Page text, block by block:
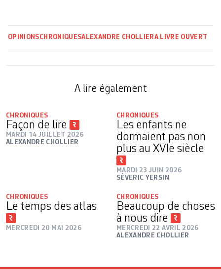
OPINIONSCHRONIQUESALEXANDRE CHOLLIERA LIVRE OUVERT
A lire également
CHRONIQUES
Façon de lire
MARDI 14 JUILLET 2026
ALEXANDRE CHOLLIER
CHRONIQUES
Les enfants ne
dormaient pas non
plus au XVIe siècle
MARDI 23 JUIN 2026
SÉVERIC YERSIN
CHRONIQUES
Le temps des atlas
MERCREDI 20 MAI 2026
CHRONIQUES
Beaucoup de choses
à nous dire
MERCREDI 22 AVRIL 2026
ALEXANDRE CHOLLIER